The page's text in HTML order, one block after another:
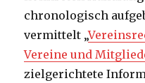
chronologisch
vermittelt „
Vereine und
zielgerichtete